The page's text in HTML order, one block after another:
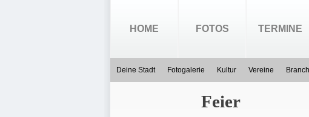
HOME FOTOS TERMINE
Deine Stadt Fotogalerie Kultur Vereine
Feier